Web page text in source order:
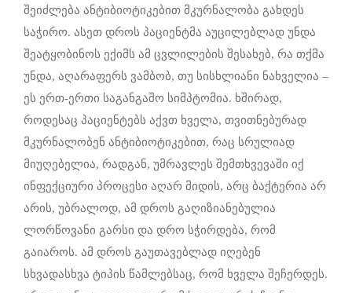
შეიძლება ანტიბიოტიკებით მკურნალობა გახდეს
საჭირო. ასეთ დროს პაციენტმა აუცილებლად უნდა
შეატყობინოს ექიმს ამ ცვლილების შესახებ, რა თქმა
უნდა, აღარაფერს ვამბობ, თუ სისხლიანი ნახველია –
ეს ერთ-ერთი საგანგაშო სიმპტომია. ხშირად,
როდესაც პაციენტებს აქვთ ხველა, თვითნებურად
მკურნალობენ ანტიბიოტიკებით, რაც სრულიად
მიუღებელია, რადგან, უმრავლეს შემთხვევაში იქ
ინფექციური პროცესი აღარ მიდის, არც ბაქტერია არ
არის, უბრალოდ, ამ დროს გაღიზიანებულია
ლორწოვანი გარსი და დრო სჭირდება, რომ
გაიაროს. ამ დროს გაუთავებლად იღებენ
სხვადასხვა ტიპის წამლებსაც, რომ ხველა შეჩერდეს.